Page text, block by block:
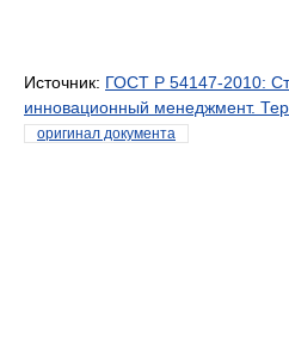
Источник: ГОСТ Р 54147-2010:
инновационный менеджмент.
оригинал документа